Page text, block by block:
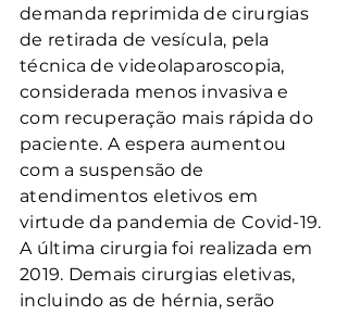
demanda reprimida de cirurgias
de retirada de vesícula, pela
técnica de videolaparoscopia,
considerada menos invasiva e
com recuperação mais rápida do
paciente. A espera aumentou
com a suspensão de
atendimentos eletivos em
virtude da pandemia de Covid-19.
A última cirurgia foi realizada em
2019. Demais cirurgias eletivas,
incluindo as de hérnia, serão